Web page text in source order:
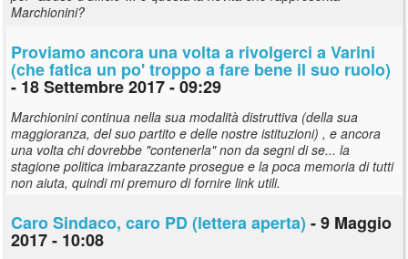
Marchionini?
Proviamo ancora una volta a rivolgerci a Varini
(che fatica un po' troppo a fare bene il suo ruolo)
- 18 Settembre 2017 - 09:29
Marchionini continua nella sua modalità distruttiva (della sua
maggioranza, del suo partito e delle nostre istituzioni) , e ancora
una volta chi dovrebbe "contenerla" non da segni di se... la
stagione politica imbarazzante prosegue e la poca memoria di tutti
non aiuta, quindi mi premuro di fornire link utili.
Caro Sindaco, caro PD (lettera aperta) - 9 Maggio
2017 - 10:08